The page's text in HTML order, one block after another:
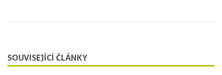
SOUVISEJÍCÍ ČLÁNKY